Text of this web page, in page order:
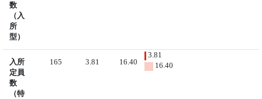
数
（入
所
型）
入所
定員
数
（特
165 3.81 16.40
3.81
16.40